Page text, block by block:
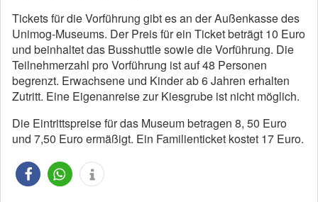
Tickets für die Vorführung gibt es an der Außenkasse des
Unimog-Museums. Der Preis für ein Ticket beträgt 10 Euro
und beinhaltet das Busshuttle sowie die Vorführung. Die
Teilnehmerzahl pro Vorführung ist auf 48 Personen
begrenzt. Erwachsene und Kinder ab 6 Jahren erhalten
Zutritt. Eine Eigenanreise zur Kiesgrube ist nicht möglich.
Die Eintrittspreise für das Museum betragen 8, 50 Euro
und 7,50 Euro ermäßigt. Ein Familienticket kostet 17 Euro.